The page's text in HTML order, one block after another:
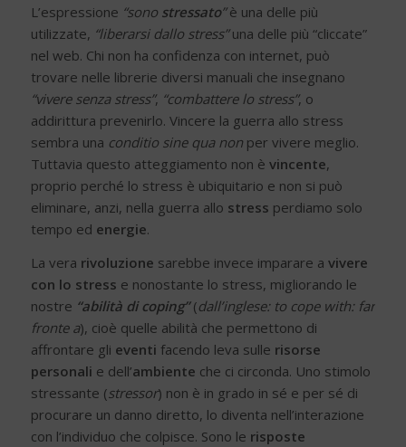
L’espressione “sono stressato”è una delle più
utilizzate, “liberarsi dallo stress”una delle più “cliccate”
nel web. Chi non ha confidenza con internet, può
trovare nelle librerie diversi manuali che insegnano
“vivere senza stress”, “combattere lo stress”, o
addirittura prevenirlo. Vincere la guerra allo stress
sembra una conditio sine qua nonper vivere meglio.
Tuttavia questo atteggiamento non è vincente,
proprio perché lo stress è ubiquitario e non si può
eliminare, anzi, nella guerra allo stress perdiamo solo
tempo ed energie.
La vera rivoluzione sarebbe invece imparare a vivere
con lo stress e nonostante lo stress, migliorando le
nostre “abilità di coping”(dall’inglese: to cope with: far
fronte a), cioè quelle abilità che permettono di
affrontare gli eventi facendo leva sulle risorse
personali e dell’ambiente che ci circonda. Uno stimolo
stressante (stressor) non è in grado in sé e per sé di
procurare un danno diretto, lo diventa nell’interazione
con l’individuo che colpisce. Sono le risposte